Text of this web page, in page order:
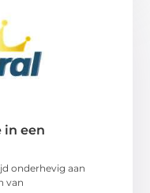
in een
onderhevig aan
van